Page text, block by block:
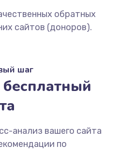
обратных
сайтов (доноров).
шаг
анализ вашего сайта
по